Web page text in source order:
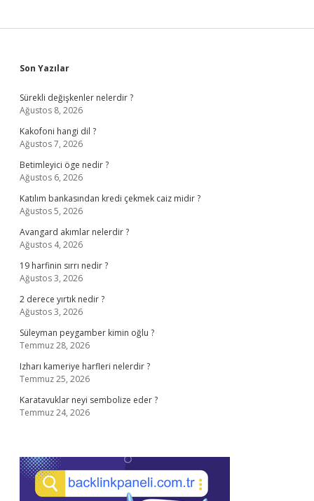
Sidebar
Son Yazılar
Sürekli değişkenler nelerdir ?
Ağustos 8, 2026
Kakofoni hangi dil ?
Ağustos 7, 2026
Betimleyici öge nedir ?
Ağustos 6, 2026
Katılım bankasından kredi çekmek caiz midir ?
Ağustos 5, 2026
Avangard akımlar nelerdir ?
Ağustos 4, 2026
19 harfinin sırrı nedir ?
Ağustos 3, 2026
2 derece yırtık nedir ?
Ağustos 3, 2026
Süleyman peygamber kimin oğlu ?
Temmuz 28, 2026
Izharı kameriye harfleri nelerdir ?
Temmuz 25, 2026
Karatavuklar neyi sembolize eder ?
Temmuz 24, 2026